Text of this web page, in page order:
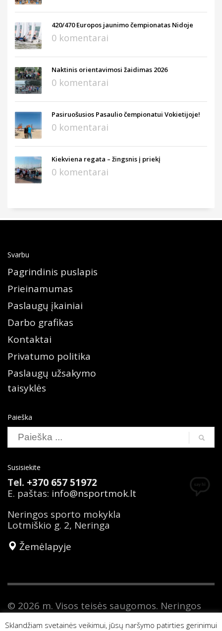
420/470 Europos jaunimo čempionatas Nidoje
0 komentarai
Naktinis orientavimosi žaidimas 2026
0 komentarai
Pasiruošusios Pasaulio čempionatui Vokietijoje!
0 komentarai
Kiekviena regata – žingsnis į priekį
0 komentarai
Svarbu
Pagrindinis puslapis
Prieinamumas
Paslaugų įkainiai
Darbo grafikas
Kontaktai
Privatumo politika
Paslaugų užsakymo
taisyklės
Paieška
Susisiekite
Tel. +370 657 51972
E. paštas: info@nsportmok.lt
Neringos sporto mokykla
Lotmiškio g. 2, Neringa
Žemėlapyje
© 2026 m. Visos teisės saugomos. Neringos
sporto mokykla yra savivaldybės biudžetinė
įstaiga. Duomenys apie Neringos sporto
Sklandžiam svetainės veikimui, jūsų naršymo patirties gerinimui